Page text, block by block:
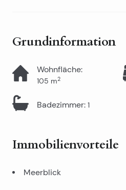
Grundinformation
Wohnfläche:
105 m2
Badezimmer: 1
Immobilienvorteile
Meerblick